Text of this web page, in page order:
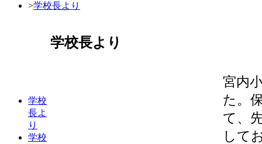
>学校長より
学校
長よ
り
学校
学校長より
宮内
た。
て、
して